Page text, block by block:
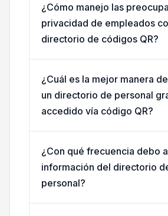
¿Cómo manejo las
privacidad de empleados
directorio de códigos QR?
¿Cuál es la mejor manera
un directorio de personal
accedido vía código QR?
¿Con qué frecuencia debo
información del directorio
personal?